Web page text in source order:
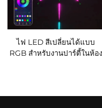
ไฟ LED สีเปลี่ยนได้แบบ
RGB สำหรับงานปาร์ตี้ในห้อง